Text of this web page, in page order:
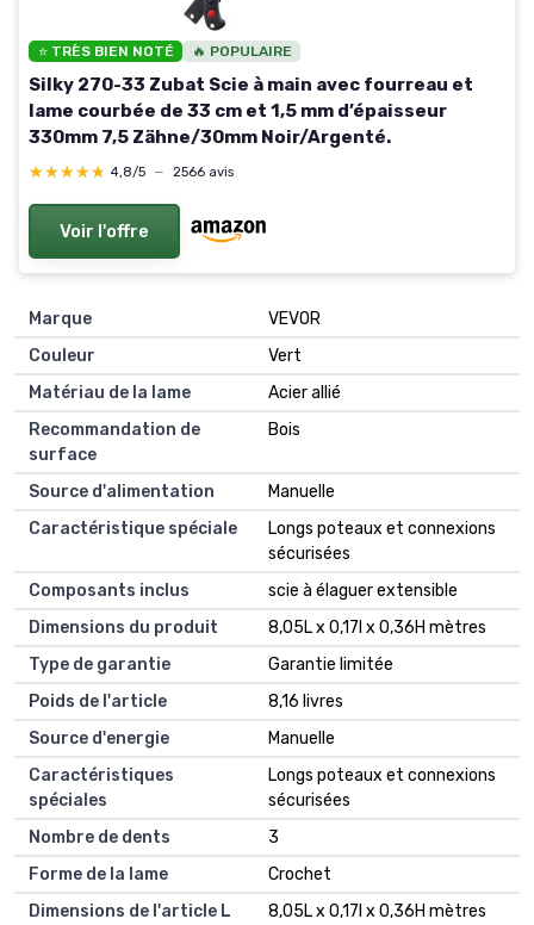
⭐ TRÈS BIEN NOTÉ 🔥 POPULAIRE
Silky 270-33 Zubat Scie à main avec fourreau et
lame courbée de 33 cm et 1,5 mm d’épaisseur
330mm 7,5 Zähne/30mm Noir/Argenté.
★★★★★
★★★★★ 4,8/5 — 2566 avis
Voir l'offre
Marque
VEVOR
Couleur
Vert
Matériau de la lame
Acier allié
Recommandation de
surface
Bois
Source d'alimentation
Manuelle
Caractéristique spéciale
Longs poteaux et connexions
sécurisées
Composants inclus
scie à élaguer extensible
Dimensions du produit
8,05L x 0,17l x 0,36H mètres
Type de garantie
Garantie limitée
Poids de l'article
8,16 livres
Source d'energie
Manuelle
Caractéristiques
spéciales
Longs poteaux et connexions
sécurisées
Nombre de dents
3
Forme de la lame
Crochet
Dimensions de l'article L
8,05L x 0,17l x 0,36H mètres